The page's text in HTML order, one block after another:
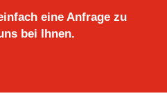
eine Anfrage zu
bei Ihnen.